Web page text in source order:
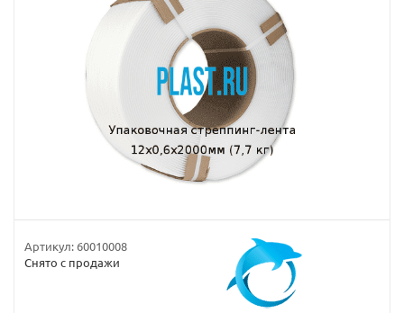
Артикул:60010008
Снято с продажи